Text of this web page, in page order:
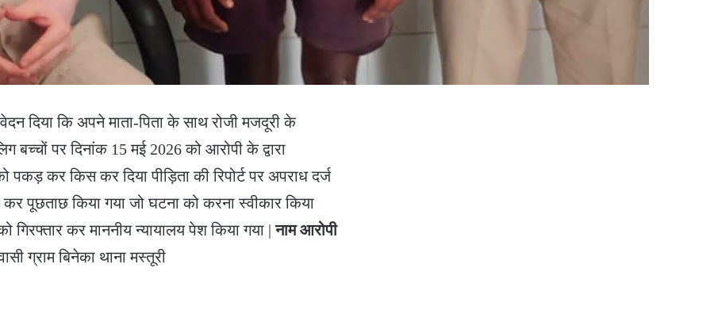
दिया कि अपने माता-पिता के साथ रोजी मजदूरी के
बच्चों पर दिनांक 15 मई 2026 को आरोपी के द्वारा
कर किस कर दिया पीड़िता की रिपोर्ट पर अपराध दर्ज
पूछताछ किया गया जो घटना को करना स्वीकार किया
कर माननीय न्यायालय पेश किया गया |नाम आरोपी
ग्राम बिनेका थाना मस्तूरी